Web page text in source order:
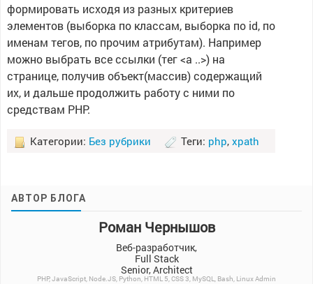
формировать исходя из разных критериев
элементов (выборка по классам, выборка по id, по
именам тегов, по прочим атрибутам). Например
можно выбрать все ссылки (тег <a ..>) на
странице, получив объект(массив) содержащий
их, и дальше продолжить работу с ними по
средствам PHP.
Категории: Без рубрики Теги: php, xpath
АВТОР БЛОГА
Роман Чернышов
Веб-разработчик,
Full Stack
Senior, Architect
PHP, JavaScript, Node.JS, Python, HTML 5, CSS 3, MySQL, Bash, Linux Admin